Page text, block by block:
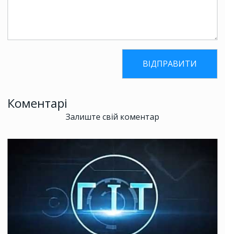
Коментарі
Залиште свій коментар